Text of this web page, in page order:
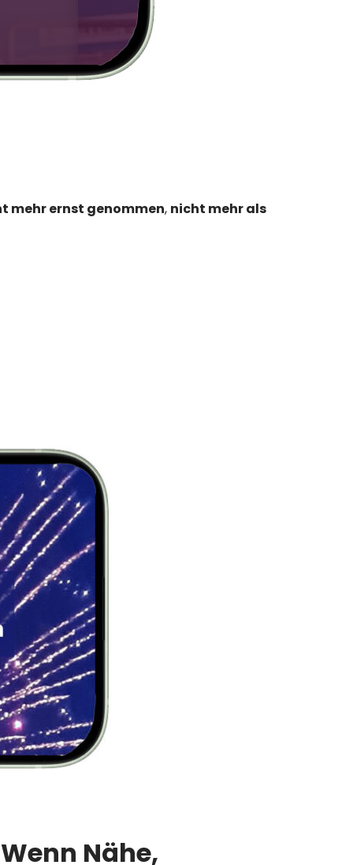
mehr ernst genommen, nicht mehr als
Nähe,